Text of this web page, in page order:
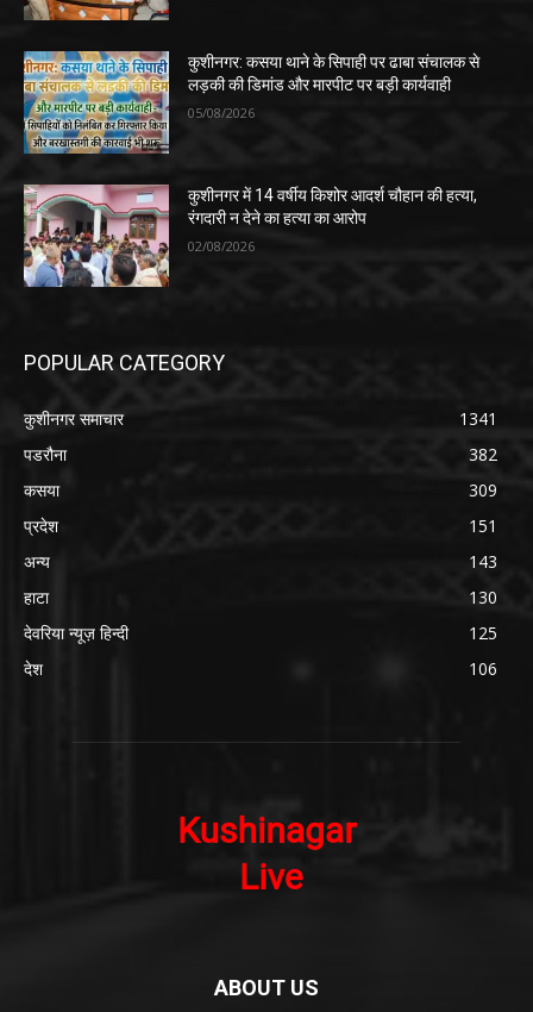
कुशीनगर: कसया थाने के सिपाही पर ढाबा संचालक से
लड़की की डिमांड और मारपीट पर बड़ी कार्यवाही
05/08/2026
कुशीनगर में 14 वर्षीय किशोर आदर्श चौहान की हत्या,
रंगदारी न देने का हत्या का आरोप
02/08/2026
POPULAR CATEGORY
कुशीनगर समाचार
1341
पडरौना
382
कसया
309
प्रदेश
151
अन्य
143
हाटा
130
देवरिया न्यूज़ हिन्दी
125
देश
106
ABOUT US